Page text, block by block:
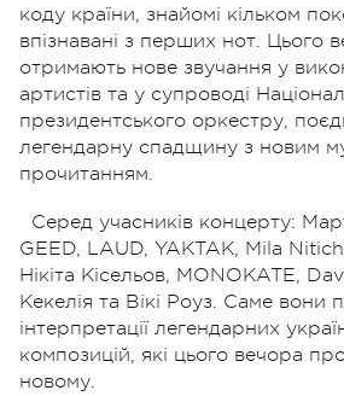
коду країни, знайомі кільком
впізнавані з перших нот. Цього
отримають нове звучання у
артистів та у супроводі
президентського оркестру,
легендарну спадщину з новим
прочитанням.
Серед учасників концерту:
GEED, LAUD, YAKTAK, Mila
Нікіта Кісельов, MONOKATE,
Кекелія та Вікі Роуз. Саме вони
інтерпретації легендарних
композицій, які цього вечора
новому.